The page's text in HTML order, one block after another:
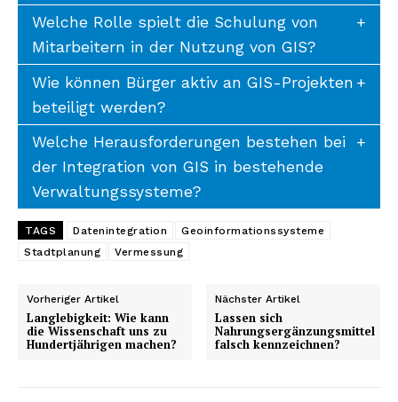
Welche Rolle spielt die Schulung von
Mitarbeitern in der Nutzung von GIS?
Wie können Bürger aktiv an GIS-Projekten
beteiligt werden?
Welche Herausforderungen bestehen bei
der Integration von GIS in bestehende
Verwaltungssysteme?
TAGS Datenintegration
Geoinformationssysteme
Stadtplanung
Vermessung
Vorheriger Artikel
Langlebigkeit: Wie kann
die Wissenschaft uns zu
Hundertjährigen machen?
Nächster Artikel
Lassen sich
Nahrungsergänzungsmittel
falsch kennzeichnen?